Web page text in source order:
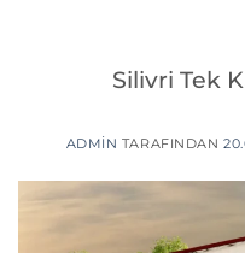
Silivri Tek
ADMIN TARAFINDAN